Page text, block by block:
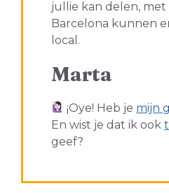
jullie kan delen,
Barcelona kunnen
local.
Marta
¡Oye! Heb je mijn
En wist je dat ik ook
geef?